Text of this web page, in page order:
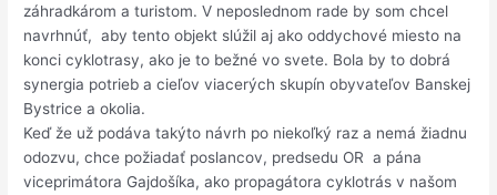
záhradkárom a turistom. V neposlednom rade by som chcel
navrhnúť, aby tento objekt slúžil aj ako oddychové miesto na
konci cyklotrasy, ako je to bežné vo svete. Bola by to dobrá
synergia potrieb a cieľov viacerých skupín obyvateľov Banskej
Bystrice a okolia.
Keď že už podáva takýto návrh po niekoľký raz a nemá žiadnu
odozvu, chce požiadať poslancov, predsedu OR a pána
viceprimátora Gajdošíka, ako propagátora cyklotrás v našom